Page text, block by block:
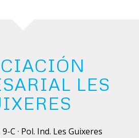
LES
C · Pol. Ind. Les Guixeres